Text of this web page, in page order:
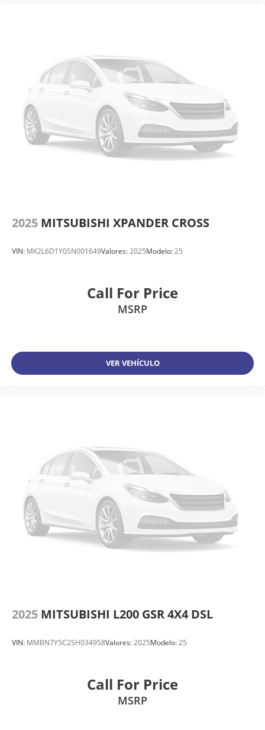
2025 MITSUBISHI XPANDER CROSS
VIN: MK2L6D1Y0SN001649Valores:2025Modelo:25
Call For Price
MSRP
VER VEHÍCULO
2025 MITSUBISHI L200 GSR 4X4 DSL
VIN: MMBN7Y5C2SH034958Valores:2025Modelo:25
Call For Price
MSRP